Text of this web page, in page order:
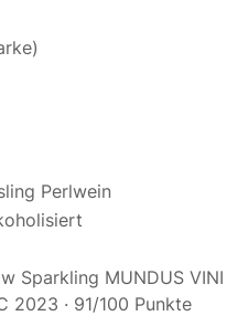
Perlwein
Sparkling MUNDUS VINI
2023 · 91/100 Punkte